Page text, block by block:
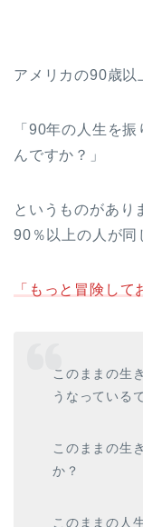
アメリカの90歳以
「90年の人生を
んですか？」
というものがあり
90％以上の人が同
「もっと冒険して
このままの生
うなっている
このままの生
か？
このままの人